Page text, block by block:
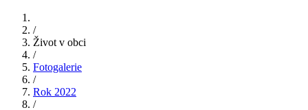
/
Život v obci
/
Fotogalerie
/
Rok 2022
/